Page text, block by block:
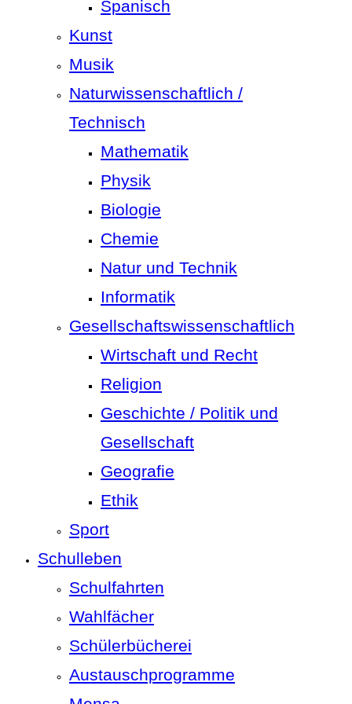
Spanisch
Kunst
Musik
Naturwissenschaftlich /
Technisch
Mathematik
Physik
Biologie
Chemie
Natur und Technik
Informatik
Gesellschaftswissenschaftlich
Wirtschaft und Recht
Religion
Geschichte / Politik und
Gesellschaft
Geografie
Ethik
Sport
Schulleben
Schulfahrten
Wahlfächer
Schülerbücherei
Austauschprogramme